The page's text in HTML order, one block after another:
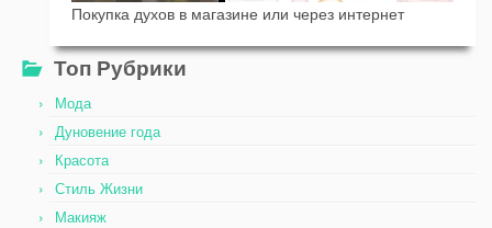
Покупка духов в магазине или через интернет
Топ Рубрики
Мода
Дуновение года
Красота
Стиль Жизни
Макияж